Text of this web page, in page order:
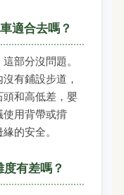
適合去嗎？
部分沒問題。
有鋪設步道，
和高低差，嬰
使用背帶或揹
的安全。
有差嗎？